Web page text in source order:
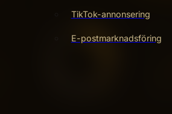
TikTok-annonsering
E-postmarknadsföring